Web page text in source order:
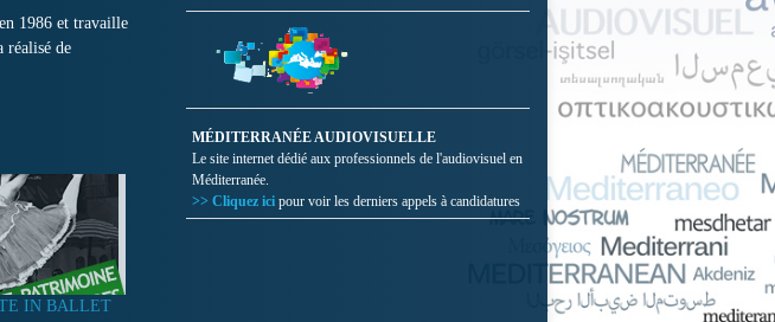
1986 et travaille
réalisé de
IN BALLET
MÉDITERRANÉE AUDIOVISUELLE
Le site internet dédié aux professionnels de l'audiovisuel en
Méditerranée.
>> Cliquez ici pour voir les derniers appels à candidatures